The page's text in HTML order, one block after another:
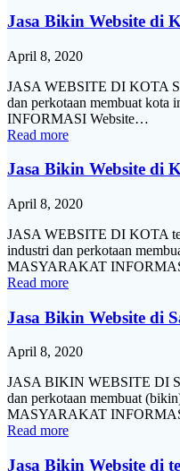
Jasa Bikin Website di
April 8, 2020
JASA WEBSITE DI KOTA
dan perkotaan membuat kota
INFORMASI Website…
Read more
Jasa Bikin Website di
April 8, 2020
JASA WEBSITE DI KOTA
industri dan perkotaan
MASYARAKAT
Read more
Jasa Bikin Website di
April 8, 2020
JASA BIKIN WEBSITE DI
dan perkotaan membuat
MASYARAKAT
Read more
Jasa Bikin Website di